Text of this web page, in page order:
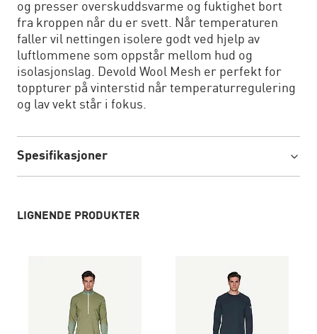
og presser overskuddsvarme og fuktighet bort
fra kroppen når du er svett. Når temperaturen
faller vil nettingen isolere godt ved hjelp av
luftlommene som oppstår mellom hud og
isolasjonslag. Devold Wool Mesh er perfekt for
toppturer på vinterstid når temperaturregulering
og lav vekt står i fokus.
Spesifikasjoner
LIGNENDE PRODUKTER